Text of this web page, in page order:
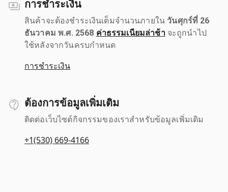
การชำระเงิน
สินค้าจะต้องชำระเงินเต็มจำนวนภายใน วันศุกร์ที่ 26
ธันวาคม พ.ศ. 2568 ค่าธรรมเนียมล่าช้าจะถูกนำไป
ใช้หลังจากวันครบกำหนด
การชำระเงิน
ต้องการข้อมูลเพิ่มเติม
ติดต่อเว็บไซต์กิจกรรมของเราสำหรับข้อมูลเพิ่มเติม
+1(530) 669-4166